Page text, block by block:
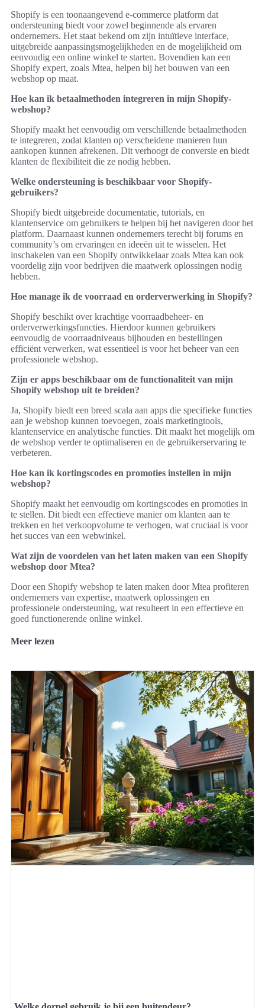
Shopify is een toonaangevend e-commerce platform dat
ondersteuning biedt voor zowel beginnende als ervaren
ondernemers. Het staat bekend om zijn intuïtieve interface,
uitgebreide aanpassingsmogelijkheden en de mogelijkheid om
eenvoudig een online winkel te starten. Bovendien kan een
Shopify expert, zoals Mtea, helpen bij het bouwen van een
webshop op maat.
Hoe kan ik betaalmethoden integreren in mijn Shopify-
webshop?
Shopify maakt het eenvoudig om verschillende betaalmethoden
te integreren, zodat klanten op verscheidene manieren hun
aankopen kunnen afrekenen. Dit verhoogt de conversie en biedt
klanten de flexibiliteit die ze nodig hebben.
Welke ondersteuning is beschikbaar voor Shopify-
gebruikers?
Shopify biedt uitgebreide documentatie, tutorials, en
klantenservice om gebruikers te helpen bij het navigeren door het
platform. Daarnaast kunnen ondernemers terecht bij forums en
community’s om ervaringen en ideeën uit te wisselen. Het
inschakelen van een Shopify ontwikkelaar zoals Mtea kan ook
voordelig zijn voor bedrijven die maatwerk oplossingen nodig
hebben.
Hoe manage ik de voorraad en orderverwerking in Shopify?
Shopify beschikt over krachtige voorraadbeheer- en
orderverwerkingsfuncties. Hierdoor kunnen gebruikers
eenvoudig de voorraadniveaus bijhouden en bestellingen
efficiënt verwerken, wat essentieel is voor het beheer van een
professionele webshop.
Zijn er apps beschikbaar om de functionaliteit van mijn
Shopify webshop uit te breiden?
Ja, Shopify biedt een breed scala aan apps die specifieke functies
aan je webshop kunnen toevoegen, zoals marketingtools,
klantenservice en analytische functies. Dit maakt het mogelijk om
de webshop verder te optimaliseren en de gebruikerservaring te
verbeteren.
Hoe kan ik kortingscodes en promoties instellen in mijn
webshop?
Shopify maakt het eenvoudig om kortingscodes en promoties in
te stellen. Dit biedt een effectieve manier om klanten aan te
trekken en het verkoopvolume te verhogen, wat cruciaal is voor
het succes van een webwinkel.
Wat zijn de voordelen van het laten maken van een Shopify
webshop door Mtea?
Door een Shopify webshop te laten maken door Mtea profiteren
ondernemers van expertise, maatwerk oplossingen en
professionele ondersteuning, wat resulteert in een effectieve en
goed functionerende online winkel.
Meer lezen